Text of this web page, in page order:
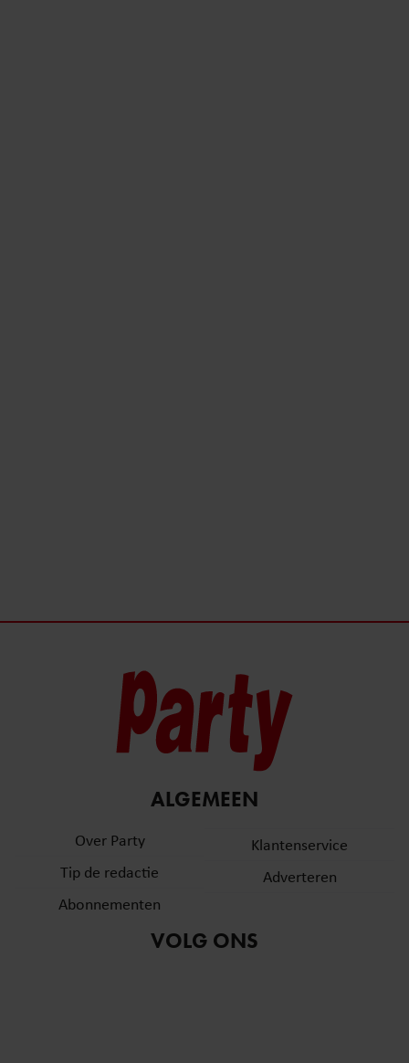
ALGEMEEN
Over Party
Tip de redactie
Abonnementen
Klantenservice
Adverteren
VOLG ONS